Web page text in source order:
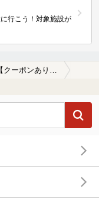
行こう！対象施設が
【クーポンあり】深夜営業している芝公園駅近くの温泉、日帰り温泉、スーパー銭湯おすすめ